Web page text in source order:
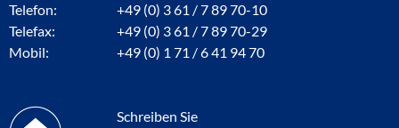
Telefon:
+49 (0) 3 61 / 7 89 70-10
Telefax:
+49 (0) 3 61 / 7 89 70-29
Mobil:
+49 (0) 1 71 / 6 41 94 70
Schreiben Sie